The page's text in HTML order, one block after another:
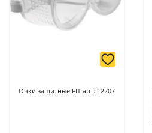
Очки защитные FIT арт. 12207